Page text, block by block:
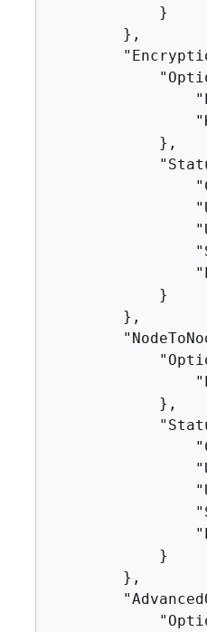
            }
        },
            },
            }
        },
            },
            }
        },